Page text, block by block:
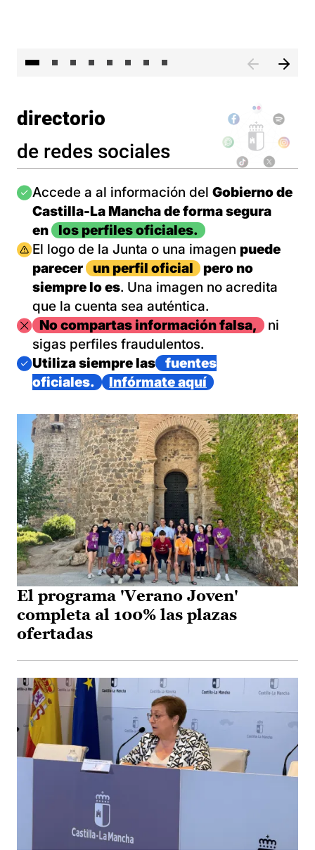
directorio
de redes sociales
Imagen
Accede a al información del Gobierno de
Castilla-La Mancha de forma segura
en
los perfiles oficiales.
Imagen
El logo de la Junta o una imagen puede
parecer
un perfil oficial
pero no
siempre lo es. Una imagen no acredita
que la cuenta sea auténtica.
ImagenNo compartas información falsa,
ni
sigas perfiles fraudulentos.
Imagen
Utiliza siempre las
fuentes
oficiales.
Infórmate aquí
El programa 'Verano Joven'
completa al 100% las plazas
ofertadas